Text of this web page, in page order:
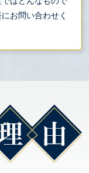
お問い合わせく